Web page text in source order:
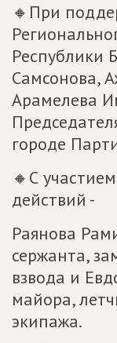
🔸При
Республики
Самсонова,
Арамелева
городе
🔸С
действий -
Раянова
сержанта,
взвода и
майора,
экипажа.